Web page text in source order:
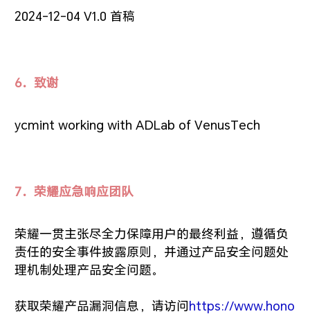
2024-12-04 V1.0 首稿
6．致谢
ycmint working with ADLab of VenusTech
7．荣耀应急响应团队
荣耀一贯主张尽全力保障用户的最终利益，遵循负
责任的安全事件披露原则，并通过产品安全问题处
理机制处理产品安全问题。
获取荣耀产品漏洞信息，请访问https://www.hono